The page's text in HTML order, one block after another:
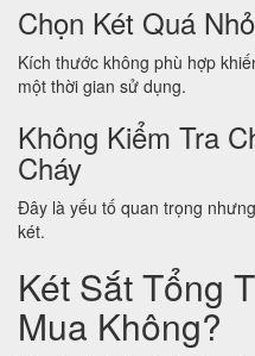
Chọn Két Quá Nhỏ
Kích thước không phù hợp
một thời gian sử dụng.
Không Kiểm Tra
Cháy
Đây là yếu tố quan trọng
két.
Két Sắt Tổng
Mua Không?